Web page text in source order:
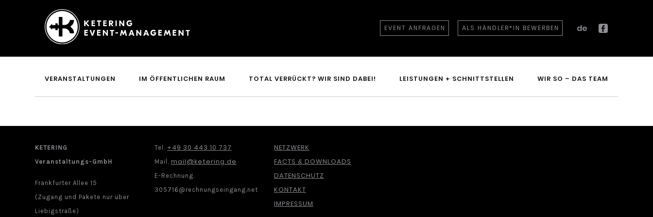
Ketering
Event-
EVENT ANFRAGEN ALS HÄNDLER*IN BEWERBEN
de
VERANSTALTUNGEN IM ÖFFENTLICHEN RAUM TOTAL VERRÜCKT? WIR SIND DABEI! LEISTUNGEN + SCHNITTSTELLEN WIR SO – DAS TEAM
KETERING
Veranstaltungs-GmbH
Frankfurter Allee 15
(Zugang und Pakete nur über
Liebigstraße)
Tel. +49 30 443 10 737
Mail. mail@ketering.de
E-Rechnung.
305716@rechnungseingang.net
NETZWERK
FACTS & DOWNLOADS
DATENSCHUTZ
KONTAKT
IMPRESSUM